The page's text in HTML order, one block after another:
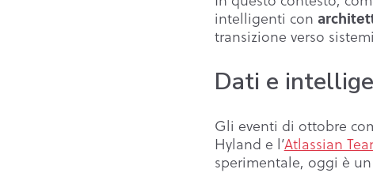
intelligenti con
transizione verso
Dati e
Gli eventi di ottobre
Hyland e l’Atlassian
sperimentale, oggi è un